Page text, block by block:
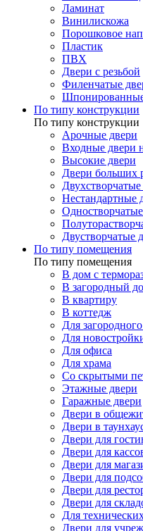
Ламинат
Винилискожа
Порошковое
Пластик
ПВХ
Двери с резьбой
Филенчатые
По типу конструкции
По типу конструкции
Арочные двери
Входные двери
Высокие двери
Двери больших
Нестандартные
Двустворчатые
По типу помещения
По типу помещения
В дом с
В загородный
В квартиру
В коттедж
Для
Для
Для офиса
Для храма
Со скрытыми
Этажные двери
Гаражные двери
Двери в
Двери в
Двери для
Двери для
Двери для
Двери для
Двери для
Двери для
Для
Двери для